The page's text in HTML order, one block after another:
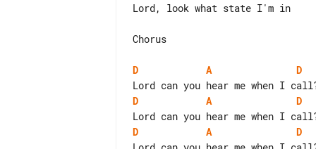
Lord, look what state I'm in
Chorus
D A
D
D
A
D
D
A
D